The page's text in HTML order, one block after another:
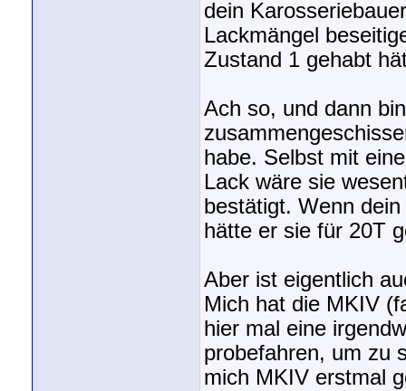
dein
Lackmängel
Zustand 1 gehabt
Ach so, und dann
habe. Selbst mit
Lack wäre sie
bestätigt. Wenn
hätte er sie für 20T
Aber ist eigentlich
Mich hat die MKIV
hier mal eine
probefahren, um zu
mich MKIV erstmal